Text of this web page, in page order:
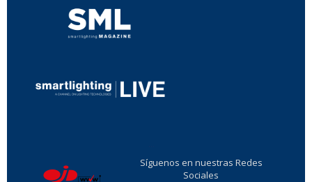
Síguenos en nuestras Redes
Sociales